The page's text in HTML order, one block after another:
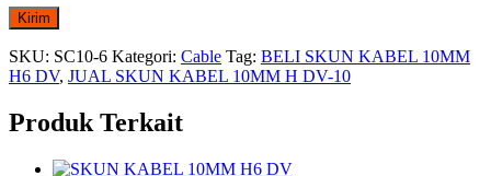
SKU: SC10-6 Kategori: Cable Tag: BELI SKUN KABEL 10MM
H6 DV, JUAL SKUN KABEL 10MM H DV-10
Produk Terkait